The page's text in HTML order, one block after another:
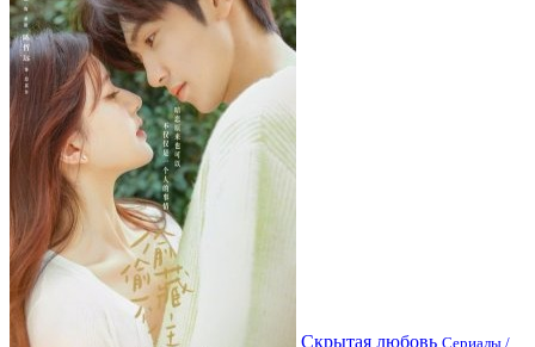
Скрытая любовь Сериалы /